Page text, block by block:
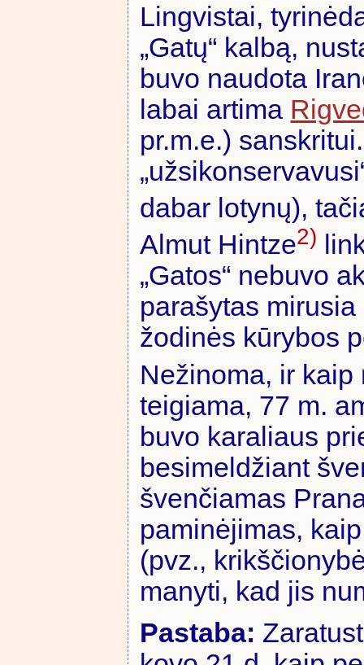
Lingvistai,
„Gatų“ kalbą,
buvo naudota
labai artima
pr.m.e.)
dabar lotynų),
Almut Hintze2)
„Gatos“ nebuvo
parašytas
žodinės kūrybos
Nežinoma, ir
teigiama, 77 m.
buvo karaliaus
besimeldžiant
švenčiamas
paminėjimas,
(pvz.,
manyti, kad jis
Pastaba: